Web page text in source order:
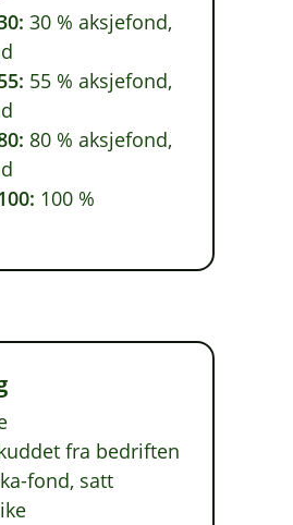
30 % aksjefond,
55 % aksjefond,
80 % aksjefond,
100 %
fra bedriften
fond, satt